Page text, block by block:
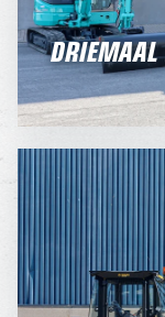
DRIEMAAL